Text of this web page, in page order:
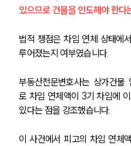
있으므로 건물을 인도해야 한다
법적 쟁점은 차임 연체 상태에
루어졌는지 여부였습니다.
부동산전문변호사는 상가건물
로 차임 연체액이 3기 차임에
있다는 점을 강조했습니다.
이 사건에서 피고의 차임 연체